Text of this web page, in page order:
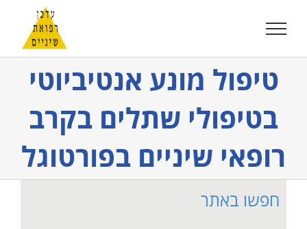
לתוכן
טיפול מונע אנטיביוטי
בטיפולי שתלים בקרב
רופאי שיניים בפורטוגל
חפשו באתר